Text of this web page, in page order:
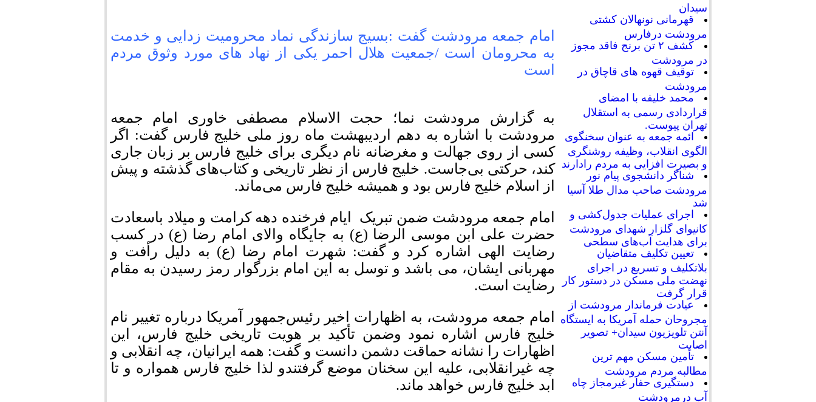
سیدان
قهرمانی نونهالان کشتی
مرودشت درفارس
کشف ۲ تن برنج فاقد مجوز
در مرودشت
توقیف قهوه های قاچاق در
مرودشت
محمد خلیفه با امضای
قراردادی رسمی به استقلال
تهران پیوست.
ائمه جمعه به عنوان سخنگوی
الگوی انقلاب، وظیفه روشنگری
و بصیرت افزایی به مردم رادارند
شناگر دانشجوی پیام نور
مرودشت صاحب مدال طلا آسیا
شد
اجرای عملیات جدول‌کشی و
کانیوای گلزار شهدای مرودشت
برای هدایت آب‌های سطحی
تعیین تکلیف متقاضیان
بلاتکلیف و تسریع در اجرای
نهضت ملی مسکن در دستور کار
قرار گرفت
عیادت فرماندار مرودشت از
مجروحان حمله آمریکا به ایستگاه
آنتن تلویزیون سیدان+ تصویر
اصابت
تأمین مسکن مهم ترین
مطالبه مردم مرودشت
دستگیری حفار غیرمجاز چاه
آب درمرودشت
امام جمعه مرودشت گفت :بسیج سازندگی نماد محرومیت زدایی و خدمت
به محرومان است /جمعیت هلال احمر یکی از نهاد های مورد وثوق مردم
است
به گزارش مرودشت نما؛ حجت الاسلام مصطفی خاوری امام جمعه
مرودشت با اشاره به دهم اردیبهشت ماه روز ملی خلیج فارس گفت: اگر
کسی از روی جهالت و مغرضانه نام دیگری برای خلیج فارس بر زبان جاری
کند، حرکتی بی‌جاست. خلیج فارس از نظر تاریخی و کتاب‌های گذشته و پیش
از اسلام خلیج فارس بود و همیشه خلیج فارس می‌ماند.
امام جمعه مرودشت ضمن تبریک ایام فرخنده دهه کرامت و میلاد باسعادت
حضرت علی ابن موسی الرضا (ع) به جایگاه والای امام رضا (ع) در کسب
رضایت الهی اشاره کرد و گفت: شهرت امام رضا (ع) به دلیل رأفت و
مهربانی ایشان، می باشد و توسل به این امام بزرگوار رمز رسیدن به مقام
رضایت است.
امام جمعه مرودشت، به اظهارات اخیر رئیس‌جمهور آمریکا درباره تغییر نام
خلیج فارس اشاره نمود وضمن تأکید بر هویت تاریخی خلیج فارس، این
اظهارات را نشانه حماقت دشمن دانست و گفت: همه ایرانیان، چه انقلابی و
چه غیرانقلابی، علیه این سخنان موضع گرفتندو لذا خلیج فارس همواره و تا
ابد خلیج فارس خواهد ماند.